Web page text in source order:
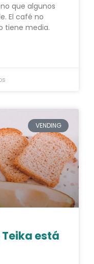
que algunos
El café no
tiene media.
VENDING
Teika está